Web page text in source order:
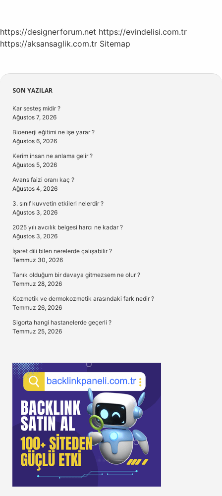
https://designerforum.net https://evindelisi.com.tr
https://aksansaglik.com.tr Sitemap
Sidebar
SON YAZILAR
Kar sesteş midir ?
Ağustos 7, 2026
Bioenerji eğitimi ne işe yarar ?
Ağustos 6, 2026
Kerim insan ne anlama gelir ?
Ağustos 5, 2026
Avans faizi oranı kaç ?
Ağustos 4, 2026
3. sınıf kuvvetin etkileri nelerdir ?
Ağustos 3, 2026
2025 yılı avcılık belgesi harcı ne kadar ?
Ağustos 3, 2026
İşaret dili bilen nerelerde çalışabilir ?
Temmuz 30, 2026
Tanık olduğum bir davaya gitmezsem ne olur ?
Temmuz 28, 2026
Kozmetik ve dermokozmetik arasındaki fark nedir ?
Temmuz 26, 2026
Sigorta hangi hastanelerde geçerli ?
Temmuz 25, 2026